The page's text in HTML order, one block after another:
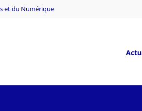
et du Numérique